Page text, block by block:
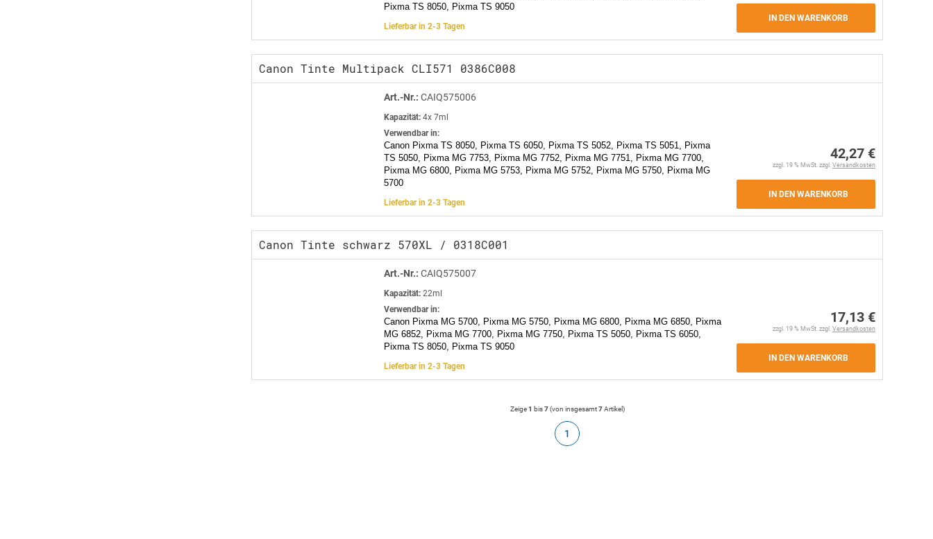
Pixma TS 8050, Pixma TS 9050
Lieferbar in 2-3 Tagen
IN DEN WARENKORB
Canon Tinte Multipack CLI571 0386C008
Art.-Nr.: CAIQ575006
Kapazität: 4x 7ml
Verwendbar in:
Canon Pixma TS 8050, Pixma TS 6050, Pixma TS 5052, Pixma TS 5051, Pixma
TS 5050, Pixma MG 7753, Pixma MG 7752, Pixma MG 7751, Pixma MG 7700,
Pixma MG 6800, Pixma MG 5753, Pixma MG 5752, Pixma MG 5750, Pixma MG
5700
Lieferbar in 2-3 Tagen
42,27 €
zzgl. 19 % MwSt. zzgl. Versandkosten
IN DEN WARENKORB
Canon Tinte schwarz 570XL / 0318C001
Art.-Nr.: CAIQ575007
Kapazität: 22ml
Verwendbar in:
Canon Pixma MG 5700, Pixma MG 5750, Pixma MG 6800, Pixma MG 6850, Pixma
MG 6852, Pixma MG 7700, Pixma MG 7750, Pixma TS 5050, Pixma TS 6050,
Pixma TS 8050, Pixma TS 9050
Lieferbar in 2-3 Tagen
17,13 €
zzgl. 19 % MwSt. zzgl. Versandkosten
IN DEN WARENKORB
Zeige1 bis7(von insgesamt7Artikel)
1